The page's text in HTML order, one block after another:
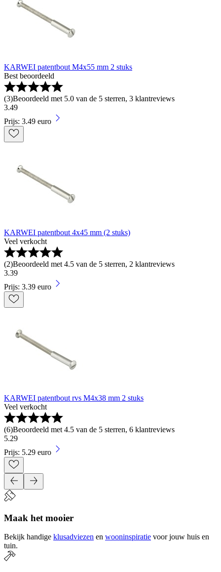
KARWEI patentbout M4x55 mm 2 stuks
Best beoordeeld
(3)Beoordeeld met 5.0 van de 5 sterren, 3 klantreviews
3.49
Prijs: 3.49 euro
KARWEI patentbout 4x45 mm (2 stuks)
Veel verkocht
(2)Beoordeeld met 4.5 van de 5 sterren, 2 klantreviews
3.39
Prijs: 3.39 euro
KARWEI patentbout rvs M4x38 mm 2 stuks
Veel verkocht
(6)Beoordeeld met 4.5 van de 5 sterren, 6 klantreviews
5.29
Prijs: 5.29 euro
Maak het mooier
Bekijk handige klusadviezen en wooninspiratie voor jouw huis en
tuin.